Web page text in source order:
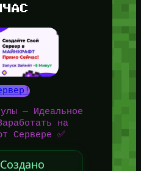
— Идеальное
на
Сервере ✅